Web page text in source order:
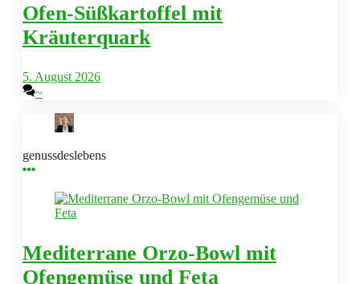
Ofen-Süßkartoffel mit
Kräuterquark
5. August 2026
~
genussdeslebens
Mediterrane Orzo-Bowl mit
Ofengemüse und Feta